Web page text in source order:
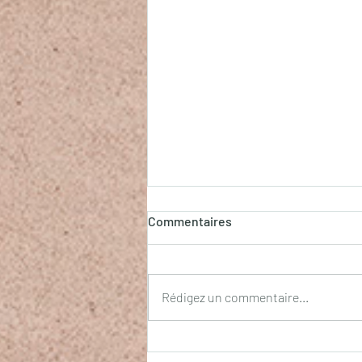
La clef du Cœur
Commentaires
Rédigez un commentaire...